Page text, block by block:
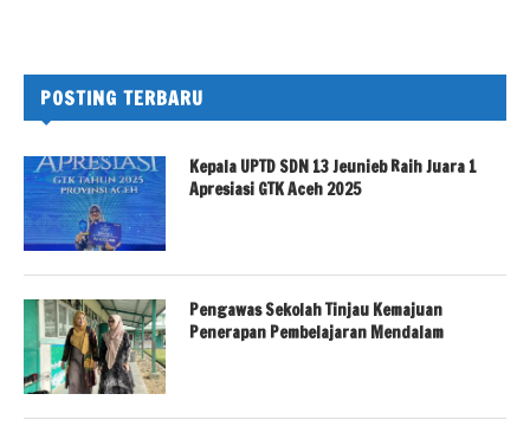
POSTING TERBARU
Kepala UPTD SDN 13 Jeunieb Raih Juara 1
Apresiasi GTK Aceh 2025
Pengawas Sekolah Tinjau Kemajuan
Penerapan Pembelajaran Mendalam